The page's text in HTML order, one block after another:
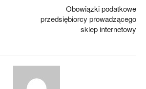
Obowiązki podatkowe
przedsiębiorcy prowadzącego
sklep internetowy